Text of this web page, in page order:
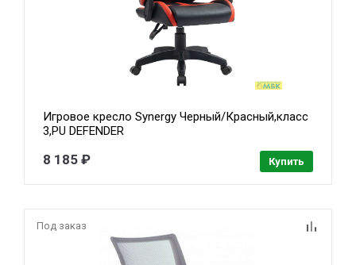
Игровое кресло Synergy Черный/Красный,класс
3,PU DEFENDER
8 185 ₽ Купить
Под заказ